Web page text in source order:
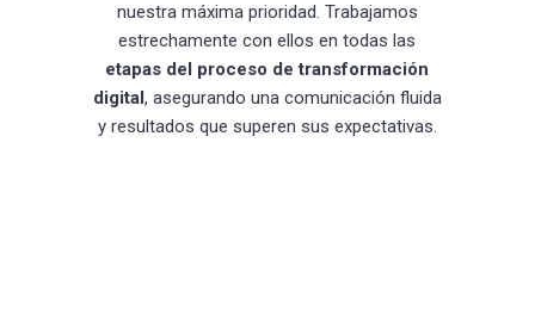
nuestra máxima prioridad. Trabajamos
estrechamente con ellos en todas las
etapas del proceso de transformación
digital, asegurando una comunicación fluida
y resultados que superen sus expectativas.